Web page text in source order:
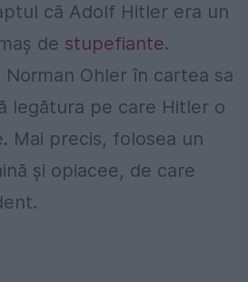
că Adolf Hitler era un
de stupefiante.
Ohler în cartea sa
legătura pe care Hitler o
Mai precis, folosea un
şi opiacee, de care